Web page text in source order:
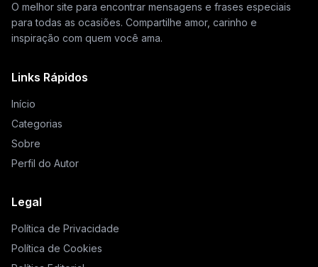
O melhor site para encontrar mensagens e frases especiais
para todas as ocasiões. Compartilhe amor, carinho e
inspiração com quem você ama.
Links Rápidos
Início
Categorias
Sobre
Perfil do Autor
Legal
Política de Privacidade
Política de Cookies